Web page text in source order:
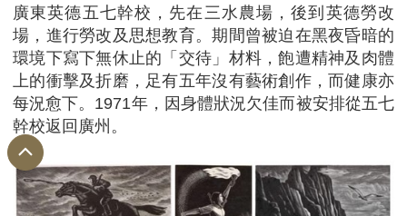
廣東英德五七幹校，先在三水農場，後到英德勞改
場，進行勞改及思想教育。期間曾被迫在黑夜昏暗的
環境下寫下無休止的「交待」材料，飽遭精神及肉體
上的衝擊及折磨，足有五年沒有藝術創作，而健康亦
每況愈下。1971年，因身體狀況欠佳而被安排從五七
幹校返回廣州。